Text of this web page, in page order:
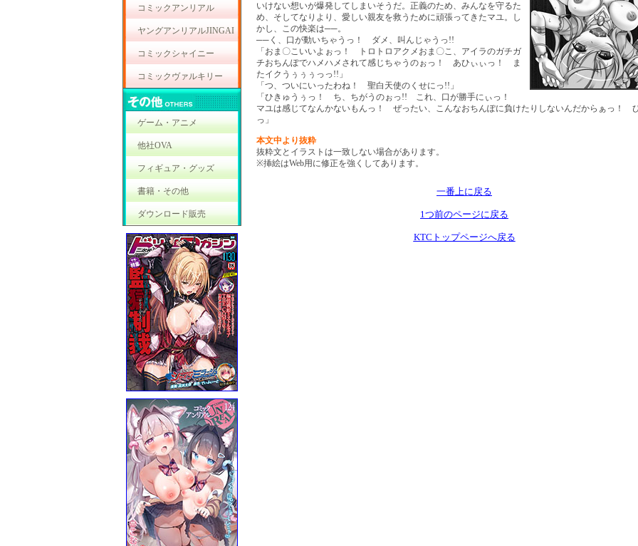
コミックアンリアル
ヤングアンリアルJINGAI
コミックシャイニー
コミックヴァルキリー
ゲーム・アニメ
他社OVA
フィギュア・グッズ
書籍・その他
ダウンロード販売
いけない想いが爆発してしまいそうだ。正義のため、みんなを守るた
め、そしてなりより、愛しい親友を救うために頑張ってきたマユ。し
かし、この快楽は──。
──く、口が動いちゃうっ！ ダメ、叫んじゃうっ!!
「おま〇こいいよぉっ！ トロトロアクメおま〇こ、アイラのガチガ
チおちんぽでハメハメされて感じちゃうのぉっ！ あひぃぃっ！ ま
たイクうぅぅぅっっ!!」
「つ、ついにいったわね！ 聖白天使のくせにっ!!」
「ひきゅうぅっ！ ち、ちがうのぉっ!! これ、口が勝手にぃっ！
マユは感じてなんかないもんっ！ ぜったい、こんなおちんぽに負けたりしないんだからぁっ！
っ」
本文中より抜粋
抜粋文とイラストは一致しない場合があります。
※挿絵はWeb用に修正を強くしてあります。
一番上に戻る
1つ前のページに戻る
KTCトップページへ戻る